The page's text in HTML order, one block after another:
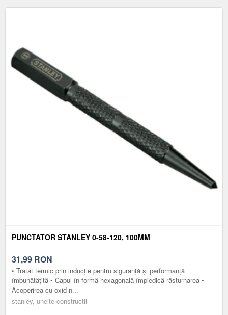
PUNCTATOR STANLEY 0-58-120, 100MM
31,99 RON
• Tratat termic prin inducție pentru siguranță și performanță
îmbunătățită • Capul în formă hexagonală împiedică răsturnarea •
Acoperirea cu oxid n...
stanley, unelte constructii